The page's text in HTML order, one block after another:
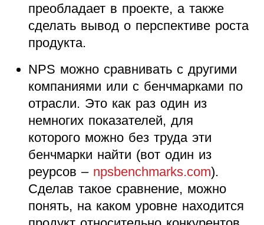
преобладает в проекте, а также
сделать вывод о перспективе роста
продукта.
NPS можно сравнивать с другими
компаниями или с бенчмарками по
отрасли. Это как раз один из
немногих показателей, для
которого можно без труда эти
бенчмарки найти (вот один из
реурсов – npsbenchmarks.com).
Сделав такое сравнение, можно
понять, на каком уровне находится